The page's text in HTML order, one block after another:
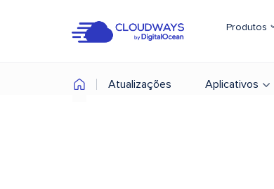
Produtos
Atualizações Aplicativos